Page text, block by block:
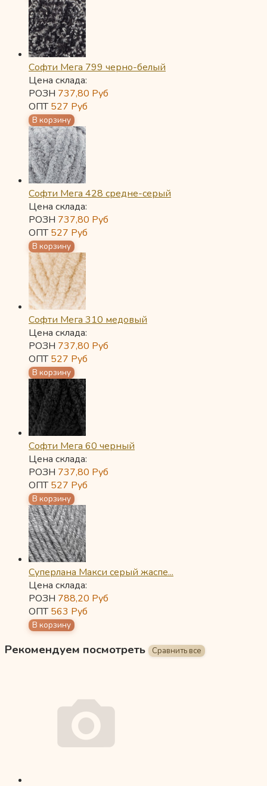
Софти Мега 799 черно-белый
Цена склада:
РОЗН 737,80 Руб
ОПТ527 Руб
Софти Мега 428 средне-серый
Цена склада:
РОЗН 737,80 Руб
ОПТ527 Руб
Софти Мега 310 медовый
Цена склада:
РОЗН 737,80 Руб
ОПТ527 Руб
Софти Мега 60 черный
Цена склада:
РОЗН 737,80 Руб
ОПТ527 Руб
Суперлана Макси серый жаспе...
Цена склада:
РОЗН 788,20 Руб
ОПТ563 Руб
Рекомендуем посмотреть